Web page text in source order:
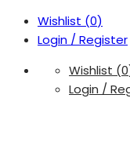
Wishlist (0)
Login / Register
Wishlist (0
Login /